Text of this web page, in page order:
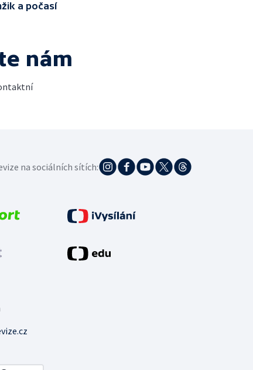
a počasí
nám
na sociálních sítích: